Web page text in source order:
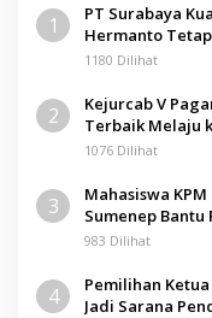
1
PT Surabaya
Hermanto
Pamolokan
1180 Dilihat
2
Kejurcab V
Terbaik Melaju
1076 Dilihat
3
Mahasiswa
Sumenep Bantu
983 Dilihat
4
Pemilihan
Jadi Sarana